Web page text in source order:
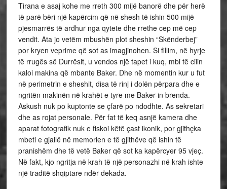
Tirana e asaj kohe me rreth 300 mijë banorë dhe për herë
të parë bëri një kapërcim që në shesh të ishin 500 mijë
pjesmarrës të ardhur nga qytete dhe rrethe cep më cep
vendit. Ata jo vetëm mbushën plot sheshin “Skënderbej”
por kryen veprime që sot as imagjinohen. Si fillim, në hyrje
të rrugës së Durrësit, u vendos një tapet i kuq, mbi të cilin
kaloi makina që mbante Baker. Dhe në momentin kur u fut
në perimetrin e sheshit, disa të rinj i dolën përpara dhe e
ngritën makinën në krahët e tyre me Baker-in brenda.
Askush nuk po kuptonte se çfarë po ndodhte. As sekretari
dhe as rojat personale. Për fat të keq asnjë kamera dhe
aparat fotografik nuk e fiskoi këtë çast ikonik, por gjithçka
mbeti e gjallë në memorien e të gjithëve që ishin të
pranishëm dhe të vetë Baker që sot ka kapërcyer 95 vjeç.
Në fakt, kjo ngritja në krah të një personazhi në krah ishte
një traditë shqiptare ndër dekada.